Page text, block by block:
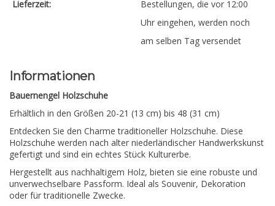
Lieferzeit:
Bestellungen, die vor 12:00
Uhr eingehen, werden noch
am selben Tag versendet
Informationen
Bauernengel Holzschuhe
Erhältlich in den Größen 20-21 (13 cm) bis 48 (31 cm)
Entdecken Sie den Charme traditioneller Holzschuhe. Diese
Holzschuhe werden nach alter niederländischer Handwerkskunst
gefertigt und sind ein echtes Stück Kulturerbe.
Hergestellt aus nachhaltigem Holz, bieten sie eine robuste und
unverwechselbare Passform. Ideal als Souvenir, Dekoration
oder für traditionelle Zwecke.